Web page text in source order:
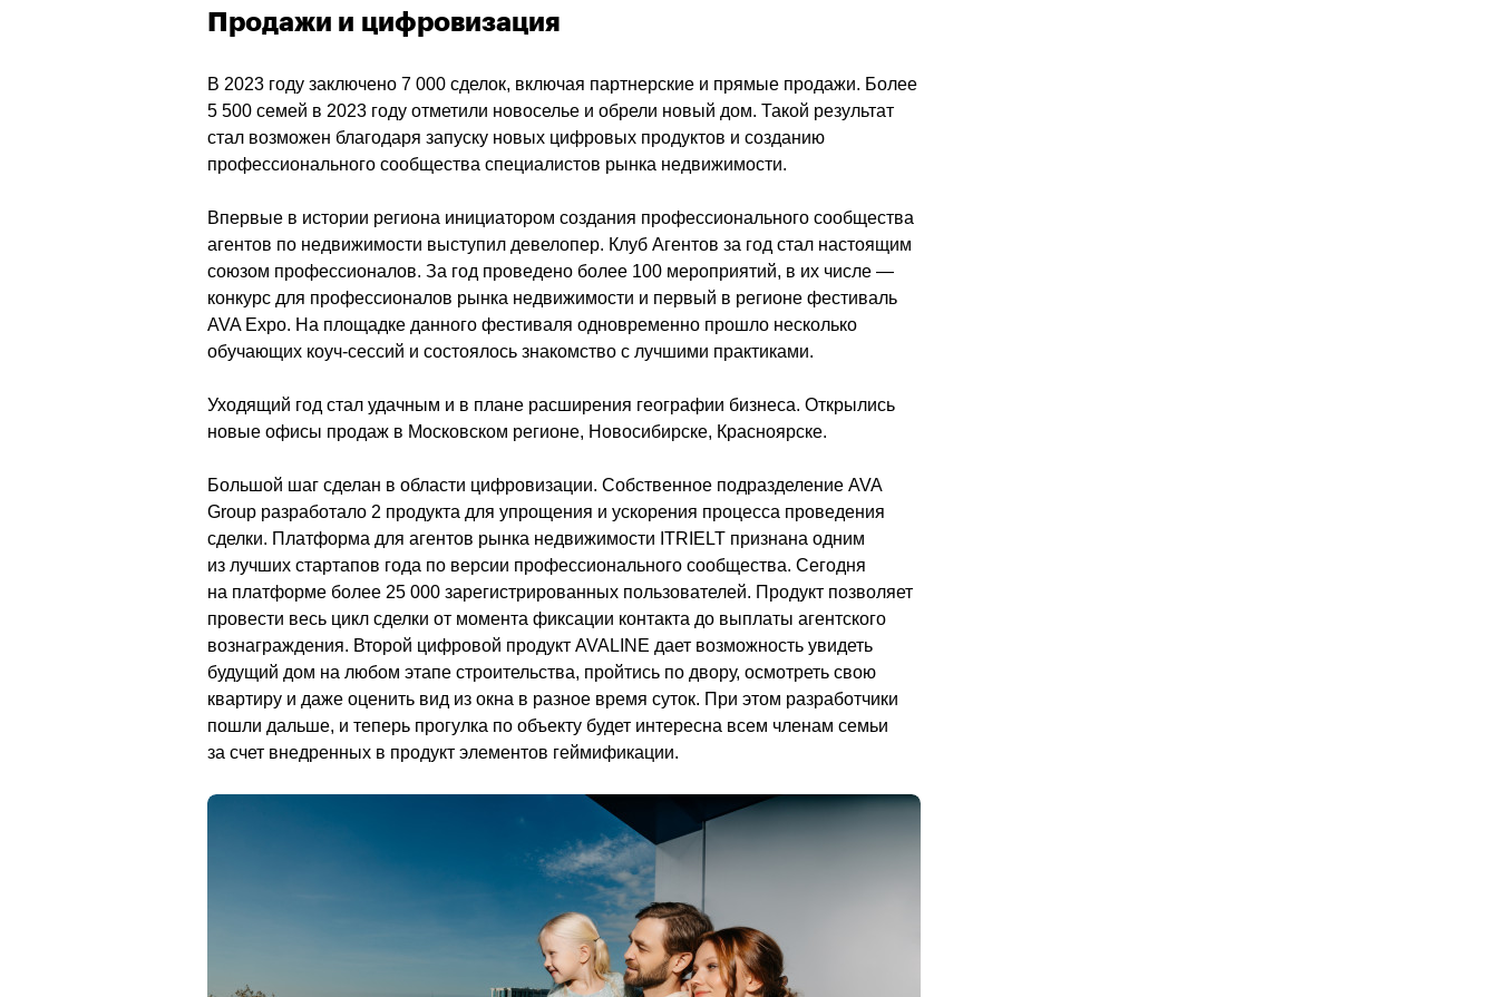
Продажи и цифровизация
В 2023 году заключено 7 000 сделок, включая партнерские и прямые продажи. Более
5 500 семей в 2023 году отметили новоселье и обрели новый дом. Такой результат
стал возможен благодаря запуску новых цифровых продуктов и созданию
профессионального сообщества специалистов рынка недвижимости.
Впервые в истории региона инициатором создания профессионального сообщества
агентов по недвижимости выступил девелопер. Клуб Агентов за год стал настоящим
союзом профессионалов. За год проведено более 100 мероприятий, в их числе —
конкурс для профессионалов рынка недвижимости и первый в регионе фестиваль
AVA Expo. На площадке данного фестиваля одновременно прошло несколько
обучающих коуч-сессий и состоялось знакомство с лучшими практиками.
Уходящий год стал удачным и в плане расширения географии бизнеса. Открылись
новые офисы продаж в Московском регионе, Новосибирске, Красноярске.
Большой шаг сделан в области цифровизации. Собственное подразделение AVA
Group разработало 2 продукта для упрощения и ускорения процесса проведения
сделки. Платформа для агентов рынка недвижимости ITRIELT признана одним
из лучших стартапов года по версии профессионального сообщества. Сегодня
на платформе более 25 000 зарегистрированных пользователей. Продукт позволяет
провести весь цикл сделки от момента фиксации контакта до выплаты агентского
вознаграждения. Второй цифровой продукт AVALINE дает возможность увидеть
будущий дом на любом этапе строительства, пройтись по двору, осмотреть свою
квартиру и даже оценить вид из окна в разное время суток. При этом разработчики
пошли дальше, и теперь прогулка по объекту будет интересна всем членам семьи
за счет внедренных в продукт элементов геймификации.